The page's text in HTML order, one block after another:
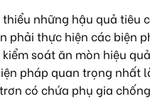
những hậu quả tiêu
phải thực hiện các biện
soát ăn mòn hiệu
pháp quan trọng nhất
có chứa phụ gia